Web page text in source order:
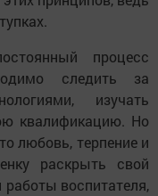
процесс
следить за
изучать
квалификацию. Но
любовь, терпение и
раскрыть свой
воспитателя,